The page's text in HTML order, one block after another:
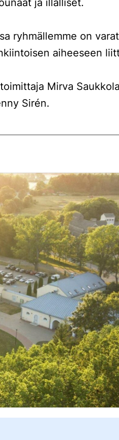
ja illalliset.
ryhmällemme on
aiheeseen
Mirva
Sirén.